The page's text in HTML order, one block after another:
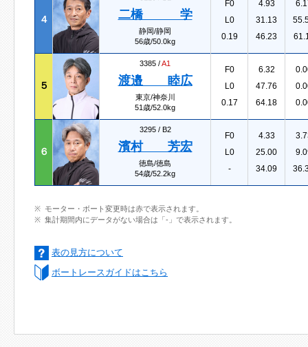
４ 二橋 学
静岡/静岡
56歳/50.0kg
F0
L0
0.19
4.93
31.13
46.23
５
3385 /A1
渡邉 睦広
東京/神奈川
51歳/52.0kg
F0
L0
0.17
6.32
47.76
64.18
６
3295 / B2
濱村 芳宏
徳島/徳島
54歳/52.2kg
F0
L0
-
4.33
25.00
34.09
モーター・ボート変更時は赤で表示されます。
集計期間内にデータがない場合は「-」で表示されます。
表の見方について
ボートレースガイドはこちら